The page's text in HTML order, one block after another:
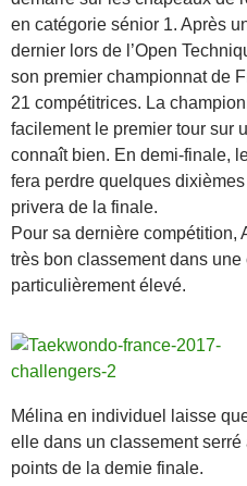
en catégorie sénior 1. Après
dernier lors de l’Open
son premier championnat de
21 compétitrices. La
facilement le premier tour sur
connaît bien. En demi-finale,
fera perdre quelques
privera de la finale.
Pour sa dernière compétition,
très bon classement dans
particulièrement élevé.
Mélina en individuel laisse
elle dans un classement
points de la demie finale.